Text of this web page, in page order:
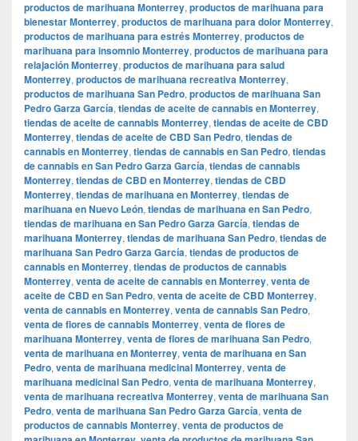
productos de marihuana Monterrey, productos de marihuana para
bienestar Monterrey, productos de marihuana para dolor Monterrey,
productos de marihuana para estrés Monterrey, productos de
marihuana para insomnio Monterrey, productos de marihuana para
relajación Monterrey, productos de marihuana para salud
Monterrey, productos de marihuana recreativa Monterrey,
productos de marihuana San Pedro, productos de marihuana San
Pedro Garza García, tiendas de aceite de cannabis en Monterrey,
tiendas de aceite de cannabis Monterrey, tiendas de aceite de CBD
Monterrey, tiendas de aceite de CBD San Pedro, tiendas de
cannabis en Monterrey, tiendas de cannabis en San Pedro, tiendas
de cannabis en San Pedro Garza García, tiendas de cannabis
Monterrey, tiendas de CBD en Monterrey, tiendas de CBD
Monterrey, tiendas de marihuana en Monterrey, tiendas de
marihuana en Nuevo León, tiendas de marihuana en San Pedro,
tiendas de marihuana en San Pedro Garza García, tiendas de
marihuana Monterrey, tiendas de marihuana San Pedro, tiendas de
marihuana San Pedro Garza García, tiendas de productos de
cannabis en Monterrey, tiendas de productos de cannabis
Monterrey, venta de aceite de cannabis en Monterrey, venta de
aceite de CBD en San Pedro, venta de aceite de CBD Monterrey,
venta de cannabis en Monterrey, venta de cannabis San Pedro,
venta de flores de cannabis Monterrey, venta de flores de
marihuana Monterrey, venta de flores de marihuana San Pedro,
venta de marihuana en Monterrey, venta de marihuana en San
Pedro, venta de marihuana medicinal Monterrey, venta de
marihuana medicinal San Pedro, venta de marihuana Monterrey,
venta de marihuana recreativa Monterrey, venta de marihuana San
Pedro, venta de marihuana San Pedro Garza García, venta de
productos de cannabis Monterrey, venta de productos de